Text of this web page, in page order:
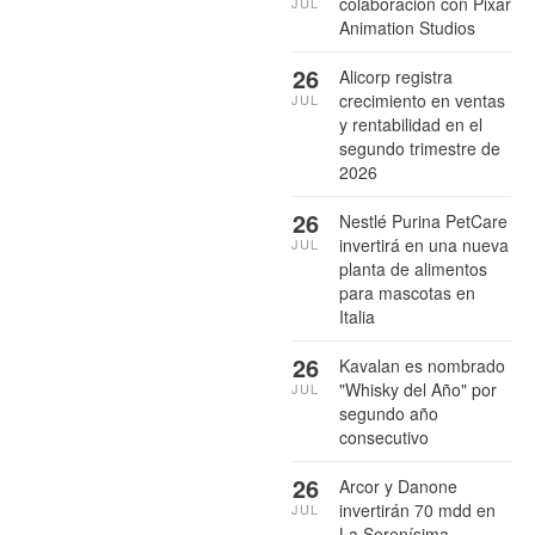
Animation Studios
Alicorp registra
crecimiento en ventas
y rentabilidad en el
segundo trimestre de
2026
26
JUL
Nestlé Purina PetCare
invertirá en una nueva
planta de alimentos
para mascotas en
Italia
26
JUL
Kavalan es nombrado
"Whisky del Año" por
segundo año
consecutivo
26
JUL
Arcor y Danone
invertirán 70 mdd en
26
JUL